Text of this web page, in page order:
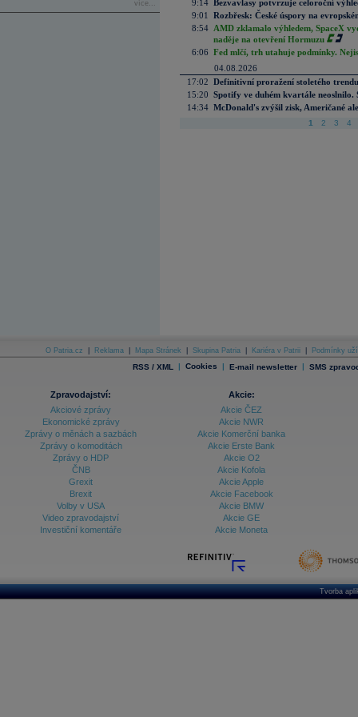
více...
9:14 Bezvavlasy potvrzuje celoroční
9:01
Rozbřesk: České úspory na
8:54 AMD zklamalo výhledem, SpaceX
naděje na otevření Hormuzu
6:06 Fed mlčí, trh utahuje podmínky.
04.08.2026
17:02 Definitivní proražení stoletého
15:20 Spotify ve duhém kvartále neoslnilo.
14:34 McDonald's zvýšil zisk, Američané
1 2 3 4
O Patria.cz Reklama Mapa Stránek Skupina Patria Kariéra v Patrii Podmínky
RSS / XML | Cookies | E-mail newsletter | SMS
Zpravodajství:
Akciové zprávy
Ekonomické zprávy
Zprávy o měnách a sazbách
Zprávy o komoditách
Zprávy o HDP
ČNB
Grexit
Brexit
Volby v USA
Video zpravodajství
Investiční komentáře
Akcie:
Akcie ČEZ
Akcie NWR
Akcie Komerční banka
Akcie Erste Bank
Akcie O2
Akcie Kofola
Akcie Apple
Akcie Facebook
Akcie BMW
Akcie GE
Akcie Moneta
Tvorba